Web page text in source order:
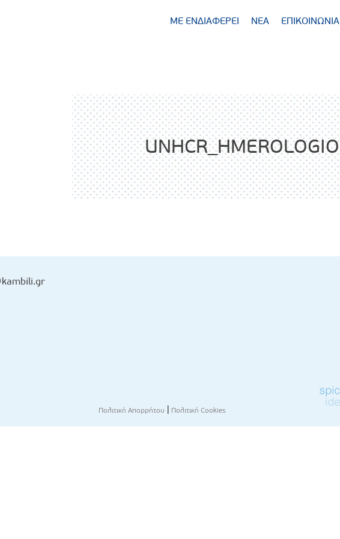
ΜΕ ΕΝΔΙΑΦΕΡΕΙ ΝΕΑ ΕΠΙΚΟΙΝΩΝΙΑ
UNHCR_HMEROLOGIO
Πολιτική Απορρήτου | Πολιτική Cookies